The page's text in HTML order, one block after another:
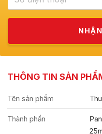
THÔNG TIN SẢN
Tên sản phẩm
Thành phần